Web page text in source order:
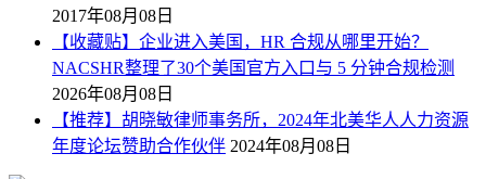
2017年08月08日
【收藏贴】企业进入美国，HR 合规从哪里开始？
NACSHR整理了30个美国官方入口与 5 分钟合规检测
2026年08月08日
【推荐】胡晓敏律师事务所，2024年北美华人人力资源
年度论坛赞助合作伙伴 2024年08月08日